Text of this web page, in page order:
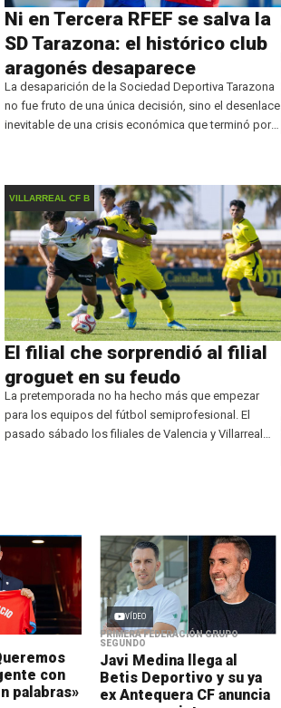
Ni en Tercera RFEF se salva la
SD Tarazona: el histórico club
aragonés desaparece
La desaparición de la Sociedad Deportiva Tarazona
no fue fruto de una única decisión, sino el desenlace
inevitable de una crisis económica que terminó por
VILLARREAL CF B
El filial che sorprendió al filial
groguet en su feudo
La pretemporada no ha hecho más que empezar
para los equipos del fútbol semiprofesional. El
pasado sábado los filiales de Valencia y Villarreal
con
palabras»
VÍDEO
PRIMERA FEDERACIÓN GRUPO
SEGUNDO
Javi Medina llega al
Betis Deportivo y su ya
ex Antequera CF anuncia